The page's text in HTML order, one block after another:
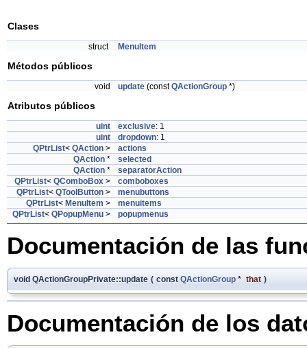
Clases
struct MenuItem
Métodos públicos
void update (constQActionGroup *)
Atributos públicos
uint exclusive: 1
uint
dropdown: 1
QPtrList< QAction >
actions
QAction *
selected
QAction *
separatorAction
QPtrList< QComboBox >
comboboxes
QPtrList< QToolButton >
menubuttons
QPtrList< MenuItem >
menuitems
QPtrList< QPopupMenu > popupmenus
Documentación de las
void QActionGroupPrivate::update ( const QActionGroup * that )
Documentación de los